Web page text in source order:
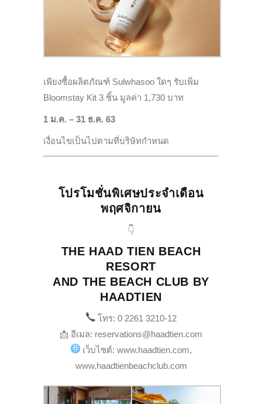
เพียงซื้อผลิตภัณฑ์ Sulwhasoo ใดๆ รับเพิ่ม
Bloomstay Kit 3 ชิ้น มูลค่า 1,730 บาท
1 ม.ค. – 31 ธ.ค. 63
เงื่อนไขเป็นไปตามที่บริษัทกำหนด
โปรโมชั่นพิเศษประจำเดือน
พฤศจิกายน
👇
THE HAAD TIEN BEACH
RESORT
AND THE BEACH CLUB BY
HAADTIEN
โทร: 0 2261 3210-12
📩 อีเมล: reservations@haadtien.com
เว็บไซต์: www.haadtien.com,
www.haadtienbeachclub.com